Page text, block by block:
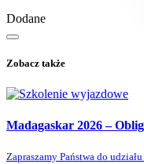
Dodane
Zobacz także
Madagaskar 2026 –
Zapraszamy Państwa do